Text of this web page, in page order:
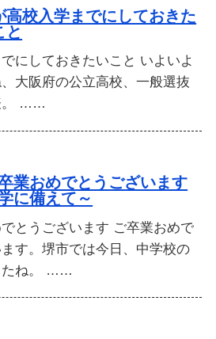
高校入学までにしておきた
と
にしておきたいこと いよいよ
大阪府の公立高校、一般選抜
。 ……
業おめでとうございます
に備えて～
とうございます ご卒業おめで
す。堺市では今日、中学校の
たね。 ……